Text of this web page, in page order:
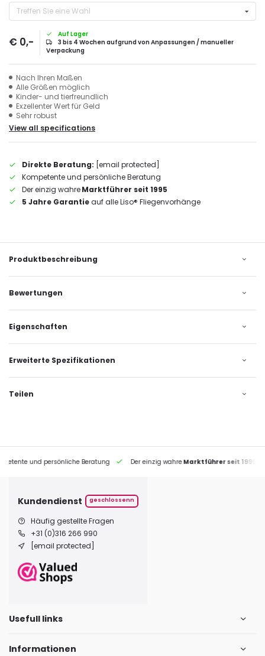
Treffen Sie eine Wahl
€ 0,-
Auf Lager
3 bis 4 Wochen aufgrund von Anpassungen / manueller
Verpackung
Nach Ihren Maßen
Alle Größen möglich
Kinder- und tierfreundlich
Exzellenter Wert für Geld
Sehr robust
View all specifications
Direkte Beratung: [email protected]
Kompetente und persönliche Beratung
Der einzig wahreMarktführer seit 1995
5 Jahre Garantieauf alle Liso® Fliegenvorhänge
Produktbeschreibung
Bewertungen
Eigenschaften
Erweiterte Spezifikationen
Teilen
und persönliche Beratung Der einzig wahreMarktführer seit 1995
Kundendienst geschlossenn
Häufig gestellte Fragen
+31 (0)316 266 990
[email protected]
Usefull links
Informationen